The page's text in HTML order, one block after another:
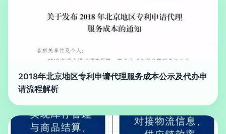
2018年北京地区专利申请代理服务成本公示及代办申
请流程解析